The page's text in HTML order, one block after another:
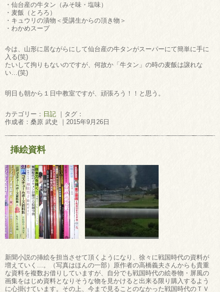
・仙台産の牛タン（みそ味・塩味）
・麦飯（とろろ）
・キュウリの漬物＜受講生からの頂き物＞
・わかめスープ
今は、山形に居ながらにして仙台産の牛タンがスーパーにて簡単に手に
入る(笑)
たいして拘りもないのですが、何故か「牛タン」の時の麦飯は譲れな
い…(笑)
明日も朝から１日中教室ですが、頑張ろう！！と思う。
カテゴリー： 日記 ｜タグ：
作成者：桑原 武史 ｜2015年9月26日
挿絵資料
新聞小説の挿絵を担当させて頂くようになり、徐々に戦国時代の資料が
増えていく…。（写真はほんの一部）原作者の高橋義夫さんからも貴重
な資料を複数お借りしていますが、自分でも戦国時代の絵巻物・屏風の
画集をはじめ資料となりそうな物を見かけると出来る限り購入するよう
に心掛けています。その上、今まで見ることのなかった戦国時代のＴＶ